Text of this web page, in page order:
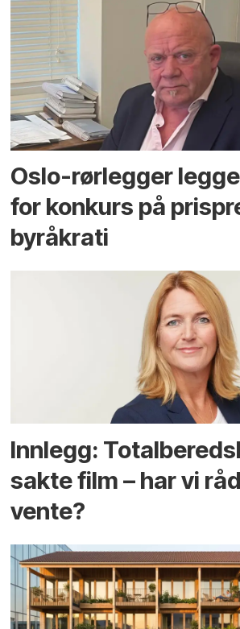
Oslo-rørlegger
for konkurs på
byråkrati
Innlegg:
sakte film – har vi
vente?